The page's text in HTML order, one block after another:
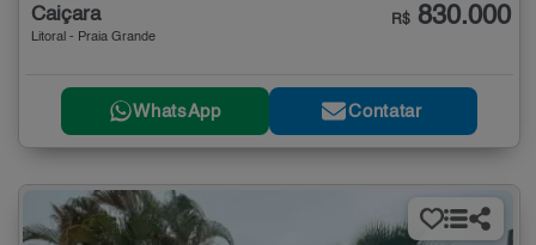
Caiçara
Litoral - Praia Grande
R$ 830.000
WhatsApp Contatar